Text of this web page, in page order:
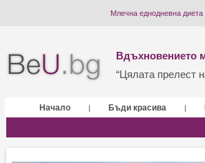
Млечна еднодневна диета
Вдъхновението
“Цялата прелест
Начало | Бъди красива |